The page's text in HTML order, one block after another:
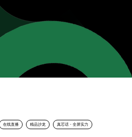
在线直播 精品沙龙 真芯话・全屏实力